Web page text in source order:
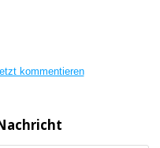
kommentieren